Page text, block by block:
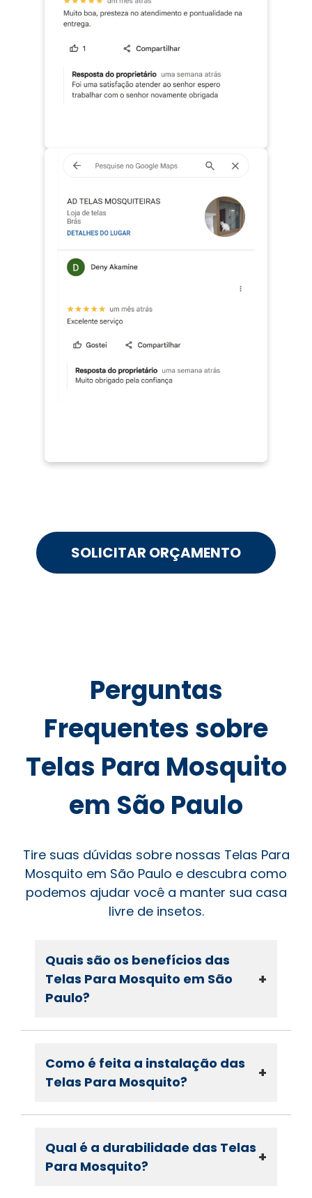
SOLICITAR ORÇAMENTO
Perguntas
Frequentes sobre
Telas Para Mosquito
em São Paulo
Tire suas dúvidas sobre nossas Telas Para
Mosquito em São Paulo e descubra como
podemos ajudar você a manter sua casa
livre de insetos.
Quais são os benefícios das
Telas Para Mosquito em São
Paulo?
+
Como é feita a instalação das
Telas Para Mosquito?
+
Qual é a durabilidade das Telas
Para Mosquito?
+